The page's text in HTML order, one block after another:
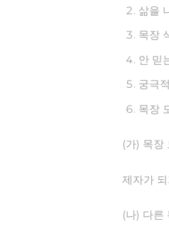
삶을
목장
안 믿
궁극
목장
(가) 목장
제자가
(나) 다른